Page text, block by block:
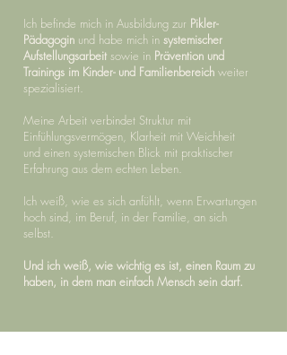
Ich befinde mich in Ausbildung zur Pikler-
Pädagogin und habe mich in systemischer
Aufstellungsarbeit sowie in Prävention und
Trainings im Kinder- und Familienbereich weiter
spezialisiert.
Meine Arbeit verbindet Struktur mit
Einfühlungsvermögen, Klarheit mit Weichheit
und einen systemischen Blick mit praktischer
Erfahrung aus dem echten Leben.
Ich weiß, wie es sich anfühlt, wenn Erwartungen
hoch sind, im Beruf, in der Familie, an sich
selbst.
Und ich weiß, wie wichtig es ist, einen Raum zu
haben, in dem man einfach Mensch sein darf.